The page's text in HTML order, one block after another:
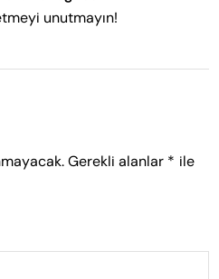
unutmayın!
Gerekli alanlar * ile